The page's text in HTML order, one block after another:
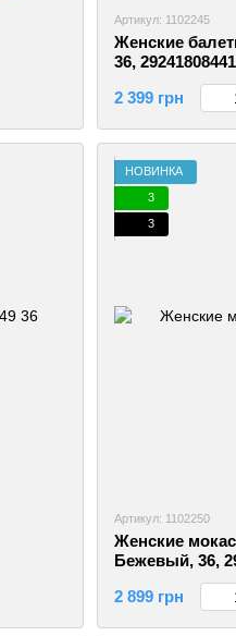
Артикул: 1102245
Женские
36,
2 399 грн
НОВИНКА
3
3
Артикул: 1102250
Женские
Бежевый, 36,
2 899 грн